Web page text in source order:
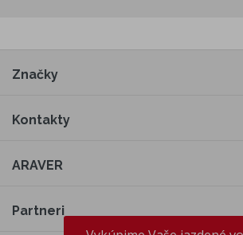
Značky
Kontakty
ARAVER
Partneri